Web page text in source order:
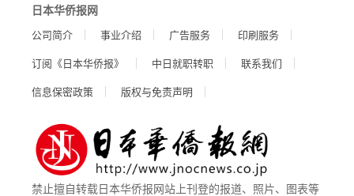
日本华侨报网
公司简介 事业介绍 广告服务
印刷服务
订阅《日本华侨报》
中日就职转职
联系我们
信息保密政策
版权与免责声明
禁止擅自转载日本华侨报网站上刊登的报道、照片、图表等